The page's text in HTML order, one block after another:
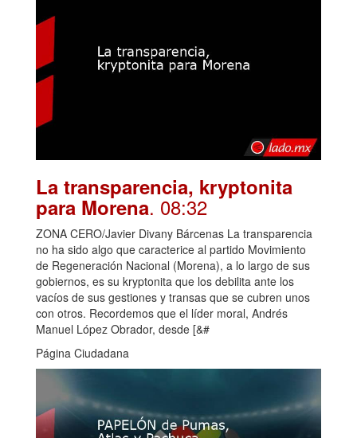
La transparencia, kryptonita
para Morena. 08:32
ZONA CERO/Javier Divany Bárcenas La transparencia
no ha sido algo que caracterice al partido Movimiento
de Regeneración Nacional (Morena), a lo largo de sus
gobiernos, es su kryptonita que los debilita ante los
vacíos de sus gestiones y transas que se cubren unos
con otros. Recordemos que el líder moral, Andrés
Manuel López Obrador, desde [&#
Página Ciudadana